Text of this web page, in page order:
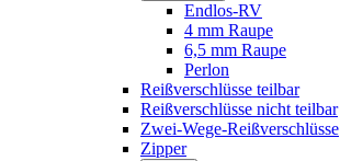
Endlos-RV
4 mm Raupe
6,5 mm Raupe
Perlon
Reißverschlüsse teilbar
Reißverschlüsse nicht teilbar
Zwei-Wege-Reißverschlüsse
Zipper